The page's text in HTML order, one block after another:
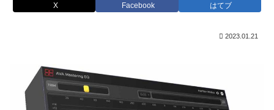
X Facebook はてブ
2023.01.21